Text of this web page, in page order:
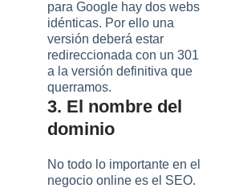
para Google hay dos webs
idénticas. Por ello una
versión deberá estar
redireccionada con un 301
a la versión definitiva que
querramos.
3. El nombre del
dominio
No todo lo importante en el
negocio online es el SEO.